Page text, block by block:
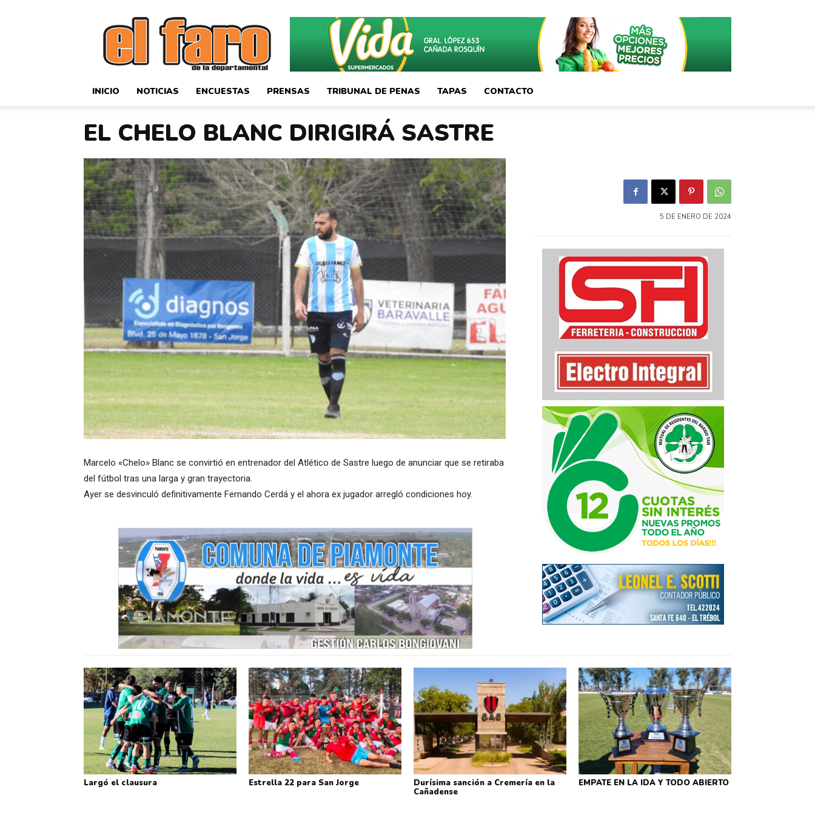
El
Faro
Deportivo
INICIO NOTICIAS ENCUESTAS PRENSAS TRIBUNAL DE PENAS TAPAS CONTACTO
EL CHELO BLANC DIRIGIRÁ SASTRE
Marcelo «Chelo» Blanc se convirtió en entrenador del Atlético de Sastre luego de anunciar que se retiraba
del fútbol tras una larga y gran trayectoria.
Ayer se desvinculó definitivamente Fernando Cerdá y el ahora ex jugador arregló condiciones hoy.
5 DE ENERO DE 2024
Largó el clausura Estrella 22 para San Jorge
Durísima sanción a Cremería en la
Cañadense
EMPATE EN LA IDA Y TODO ABIERTO